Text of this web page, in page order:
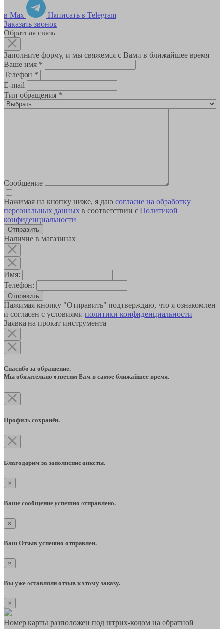
в Max
Написать в Telegram
Заказать звонок
Обратная связь
Заполните форму, и мы свяжемся с Вами в ближайшее время
Ваше имя *
Телефон *
E-mail
Тип обращения *
Сообщение
Нажимая на кнопку ниже, я даю согласие на обработку
персональных данных в соответствии с Политикой
конфиденциальности
Наличие в магазинах
Имя:
Телефон:
Отправить
Нажимая кнопку "Отправить" подтверждаю, что я ознакомлен
и согласен с условиями политики конфиденциальности.
Заявка на прокат инструмента
Спасибо за обращение.
Мы обязательно ответим Вам в самое ближайшее время.
Профиль сохранён.
Благодарим за заполнение анкеты.
×
Ваше сообщение успешно отправлено.
×
Ваш Отзыв успешно отправлен.
×
Вы уже оставляли отзыв к этому заказу.
×
Номер карты разположен под штрих-кодом на обратной